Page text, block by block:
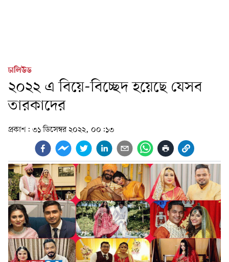
ঢালিউড
২০২২ এ বিয়ে-বিচ্ছেদ হয়েছে যেসব
তারকাদের
প্রকাশ: ৩১ ডিসেম্বর ২০২২, ০০:১৩